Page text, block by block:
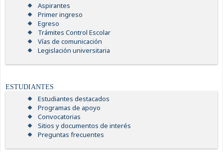
Aspirantes
Primer ingreso
Egreso
Trámites Control Escolar
Vías de comunicación
Legislación universitaria
ESTUDIANTES
Estudiantes destacados
Programas de apoyo
Convocatorias
Sitios y documentos de interés
Preguntas frecuentes